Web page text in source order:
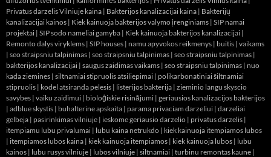
Privatus darzelis Vilniuje kaina | Bakterijos kanalizacijai kaina | Bakterijų
kanalizacijai kainos | Kiek kainuoja bakterijos valymo įrenginiams | SIP namai
projektai | SIP sodo nameliai gamyba | Kiek kainuoja bakterijos kanalizacijai |
Remonto dalys viryklems | SIP houses | namu apyvokos reikmenys | buitis | vaikams
| seo straipsniu talpinimas | seo straipsniu talpinimas | seo straipsniu talpinimas |
bakterijos kanalizacijai | saugus zaidimas vaikams | seo straipsniu talpinimas | nuo
kada ziemines | siltnamiai stipruolis atsiliepimai | polikarbonatiniai šiltnamiai
stipruolis | kodel atsiranda pelesis | listerijos bakterija | zieminio langu skyscio
savybes | vaiku zaidimui | bioloģiskie risinājumi | geriausios kanalizacijos bakterijos
| adblue skystis | buhalterine apskaita | parama privaciam darzeliui | darzeliai
gelbeja | pasirinkimas vilniuje | ieskome geriausio darzelio | privatus darzelis |
itempiamu lubu privalumai | lubu kaina netrukdo | kiek kainuoja itempiamos lubos
| itempiamos lubos kaina | kiek kainuoja itempiamos | kiek kainuoja lubos | lubu
kainos | lubu rusys vilniuje | lubos vilniuje | siltnamiai | turbinu remontas kaune |